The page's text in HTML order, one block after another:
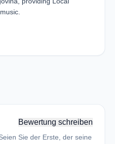
Bewertung schreiben
Sie der Erste, der seine